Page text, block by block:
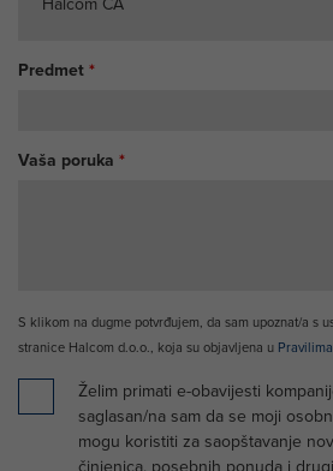
Halcom CA
Predmet *
Vaša poruka *
S klikom na dugme potvrđujem, da sam upoznat/a s
stranice Halcom d.o.o., koja su objavljena u
Checkbox prijava na novice
Želim primati e-obavijesti
saglasan/na sam da se moji
mogu koristiti za saopštavanje
činjenica, posebnih ponuda i